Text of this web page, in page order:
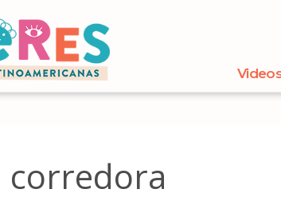
corredora